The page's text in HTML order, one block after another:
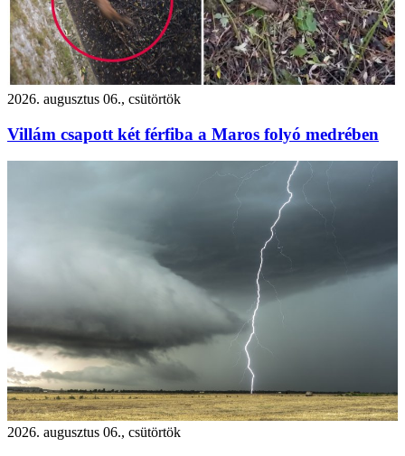
2026. augusztus 06., csütörtök
Villám csapott két férfiba a Maros folyó medrében
2026. augusztus 06., csütörtök